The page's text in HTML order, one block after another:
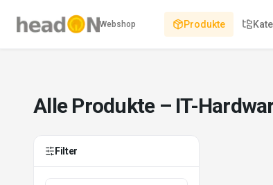
Webshop Produkte
Alle Produkte – IT-
Filter